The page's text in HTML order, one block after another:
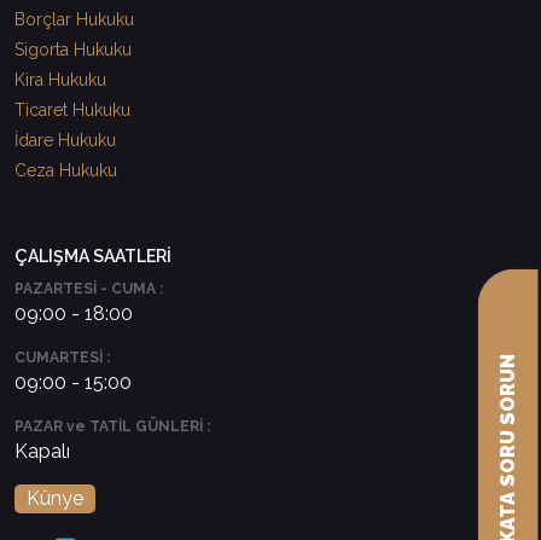
Borçlar Hukuku
Sigorta Hukuku
Kira Hukuku
Ticaret Hukuku
İdare Hukuku
Ceza Hukuku
ÇALIŞMA SAATLERİ
PAZARTESİ - CUMA :
09:00 - 18:00
CUMARTESİ :
09:00 - 15:00
PAZAR ve TATİL GÜNLERİ :
Kapalı
Künye AVUKATA SORU SORUN